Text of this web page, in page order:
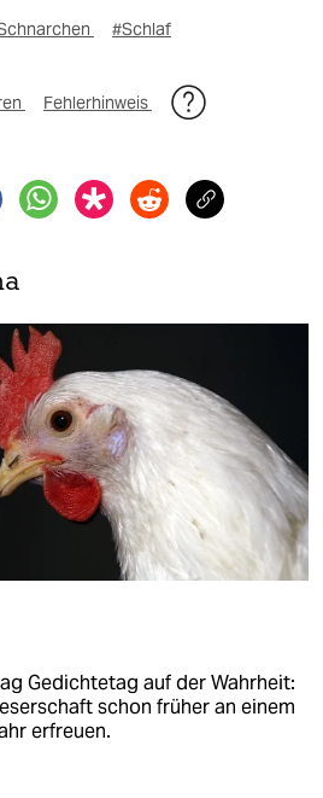
#Schlaf
Fehlerhinweis
Gedichtetag auf der Wahrheit:
schon früher an einem
erfreuen.